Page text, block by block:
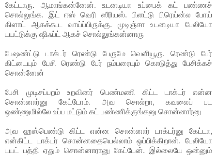
கேட்டாரு. ஆமாங்கன்னேன். உடனடியா உப்பைக் கட் பண்ணச்
சொல்லுங்க. இட் ஈஸ் வெரி ஸீரியஸ். பிளட்டு பிரெய்ன்ல போய்
கிளாட் ஆகக்கூட வாய்ப்பிருக்கு. முடிஞ்சா உடனடியா பேலியோ
டயட்டுக்கு ஷிஃப்ட் ஆகச் சொல்லுங்கன்னாரு
பேஷண்ட்டு டாக்டர் ரெண்டு பேருமே வெளியூரு. ரெண்டு பேர்
கிட்டையும் பேசி ரெண்டு பேர் நம்பரையும் கொடுத்து பேசிக்கச்
சொன்னேன்
பேசி முடிசப்பறம் உறவினர் பெண்மணி கிட்ட டாக்டர் என்ன
சொன்னார்னு கேட்டோம். அவ சொல்றா, கவலைப் பட
ஒண்ணுமில்லே உப்ப மட்டும் கட் பண்ணிக்குங்கனு சொன்னார்னு
அவ ஹஸ்பெண்டு கிட்ட என்ன சொன்னார் டாக்டர்னு கேட்டா,
என்கிட்ட டாக்டர் சொன்னதையெல்லாம் ஒப்பிக்கிறான். பேலியோ
டயட் பத்தி ஏதும் சொன்னாரானு கேட்டேன். இல்லையே ஒன்னும்